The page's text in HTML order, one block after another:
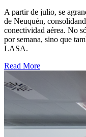
A partir de julio, se
de Neuquén,
conectividad aérea. No
por semana, sino que
LASA.
Read More